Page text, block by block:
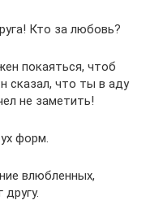
Кто за любовь?
покаяться, чтоб
сказал, что ты в аду
не заметить!
форм.
влюбленных,